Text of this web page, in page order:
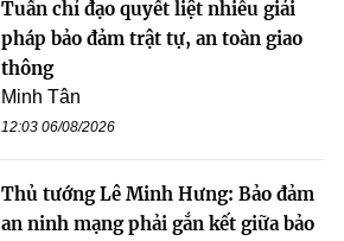
Tuấn chỉ đạo quyết liệt nhiều giải
pháp bảo đảm trật tự, an toàn giao
thông
Minh Tân
12:03 06/08/2026
Thủ tướng Lê Minh Hưng: Bảo đảm
an ninh mạng phải gắn kết giữa bảo